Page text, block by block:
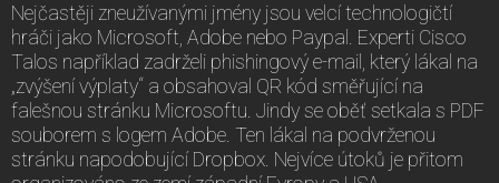
Nejčastěji zneužívanými jmény jsou velcí technologičtí
hráči jako Microsoft, Adobe nebo Paypal. Experti Cisco
Talos například zadrželi phishingový e-mail, který lákal na
„zvýšení výplaty“ a obsahoval QR kód směřující na
falešnou stránku Microsoftu. Jindy se oběť setkala s PDF
souborem s logem Adobe. Ten lákal na podvrženou
stránku napodobující Dropbox. Nejvíce útoků je přitom